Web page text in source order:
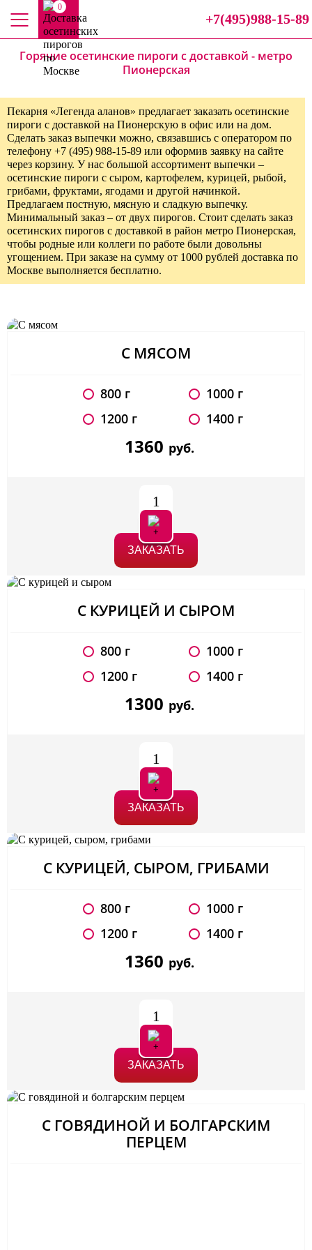
0
+7(495)988-15-89
Горячие осетинские пироги с доставкой - метро
Пионерская
Пекарня «Легенда аланов» предлагает заказать осетинские
пироги с доставкой на Пионерскую в офис или на дом.
Сделать заказ выпечки можно, связавшись с оператором по
телефону +7 (495) 988-15-89 или оформив заявку на сайте
через корзину. У нас большой ассортимент выпечки –
осетинские пироги с сыром, картофелем, курицей, рыбой,
грибами, фруктами, ягодами и другой начинкой.
Предлагаем постную, мясную и сладкую выпечку.
Минимальный заказ – от двух пирогов. Стоит сделать заказ
осетинских пирогов с доставкой в район метро Пионерская,
чтобы родные или коллеги по работе были довольны
угощением. При заказе на сумму от 1000 рублей доставка по
Москве выполняется бесплатно.
С МЯСОМ
800 г
1000 г
1200 г
1400 г
1360 руб.
1
ЗАКАЗАТЬ
С КУРИЦЕЙ И СЫРОМ
800 г
1000 г
1200 г
1400 г
1300 руб.
1
ЗАКАЗАТЬ
С КУРИЦЕЙ, СЫРОМ, ГРИБАМИ
800 г
1000 г
1200 г
1400 г
1360 руб.
1
ЗАКАЗАТЬ
С ГОВЯДИНОЙ И БОЛГАРСКИМ
ПЕРЦЕМ